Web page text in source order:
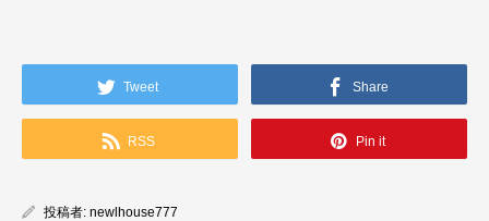
■場所：長野県下諏訪町西四王地区
■時間：午前10:00～午後16:00（雨天決行）
Tweet Share
RSS Pin it
投稿者: newlhouse777